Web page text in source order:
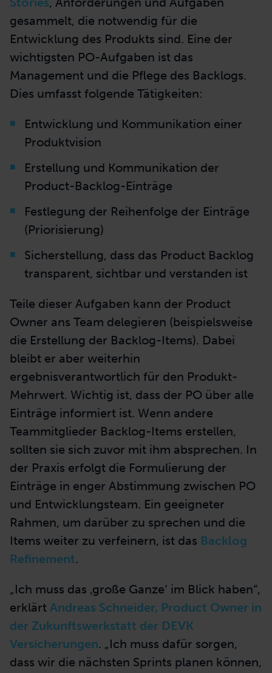
Backlog-Management: mehr
als nur Anforderungen
sammeln und priorisieren
Der Product Owner ist „Hüter des Backlogs“.
Stories, Anforderungen und Aufgaben
gesammelt, die notwendig für die
Entwicklung des Produkts sind. Eine der
wichtigsten PO-Aufgaben ist das
Dies umfasst folgende Tätigkeiten:
Entwicklung und Kommunikation einer
Produktvision
Product-Backlog-Einträge
Festlegung der Reihenfolge der Einträge
(Priorisierung)
Sicherstellung, dass das Product Backlog
transparent, sichtbar und verstanden ist
Teile dieser Aufgaben kann der Product
Owner ans Team delegieren (beispielsweise
die Erstellung der Backlog-Items). Dabei
bleibt er aber weiterhin
ergebnisverantwortlich für den Produkt-
Mehrwert. Wichtig ist, dass der PO über alle
Einträge informiert ist. Wenn andere
Teammitglieder Backlog-Items erstellen,
der Praxis erfolgt die Formulierung der
Einträge in enger Abstimmung zwischen PO
und Entwicklungsteam. Ein geeigneter
Rahmen, um darüber zu sprechen und die
Items weiter zu verfeinern, ist dasBacklog